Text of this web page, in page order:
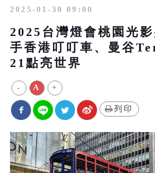
2025-01-30 09:00
2025台灣燈會桃園光
手香港叮叮車、曼谷
21點亮世界
- A +
列印